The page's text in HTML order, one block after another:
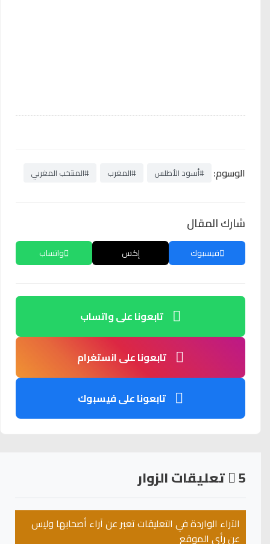
الوسوم: #أسود الأطلس #المغرب #المنتخب المغربي
شارك المقال
فيسبوك إكس واتساب
تابعونا على واتساب
تابعونا على انستغرام
تابعونا على فيسبوك
5 تعليقات الزوار
الآراء الواردة في التعليقات تعبر عن آراء أصحابها وليس
عن رأي الموقع